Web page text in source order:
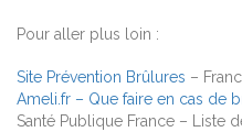
Pour aller plus loin :
Site Prévention Brûlures –
Ameli.fr – Que faire en cas de
Santé Publique France – Liste